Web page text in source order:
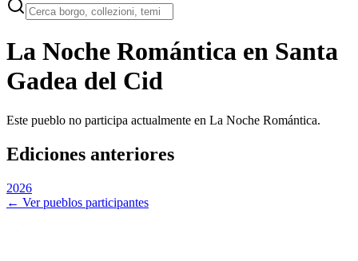
La Noche Romántica en Santa
Gadea del Cid
Este pueblo no participa actualmente en La Noche Romántica.
Ediciones anteriores
2026
← Ver pueblos participantes